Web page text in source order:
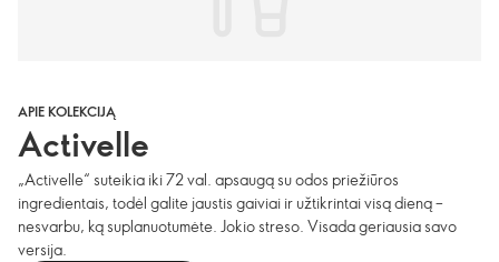
APIE KOLEKCIJĄ
Activelle
„Activelle“ suteikia iki 72 val. apsaugą su odos priežiūros
ingredientais, todėl galite jaustis gaiviai ir užtikrintai visą dieną –
nesvarbu, ką suplanuotumėte. Jokio streso. Visada geriausia savo
versija.